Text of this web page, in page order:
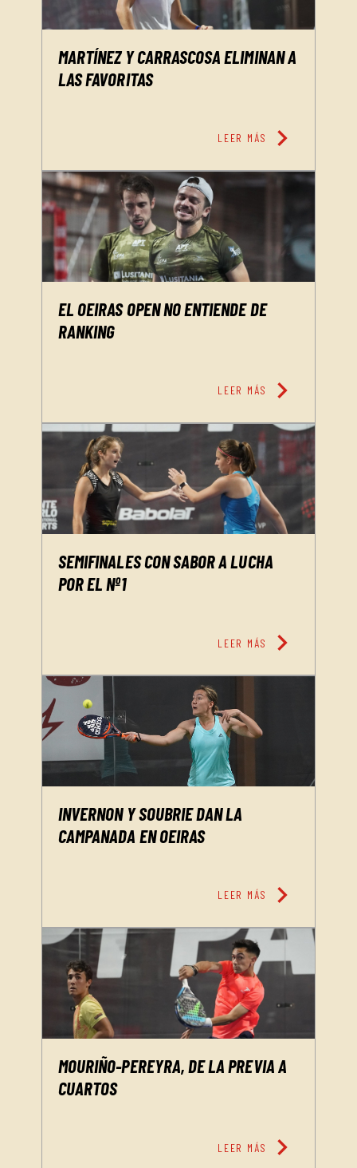
MARTÍNEZ Y CARRASCOSA ELIMINAN A
LAS FAVORITAS
LEER MÁS chevron_right
EL OEIRAS OPEN NO ENTIENDE DE
RANKING
LEER MÁS chevron_right
SEMIFINALES CON SABOR A LUCHA
POR EL Nº1
LEER MÁS chevron_right
INVERNON Y SOUBRIE DAN LA
CAMPANADA EN OEIRAS
LEER MÁS chevron_right
MOURIÑO-PEREYRA, DE LA PREVIA A
CUARTOS
LEER MÁS chevron_right